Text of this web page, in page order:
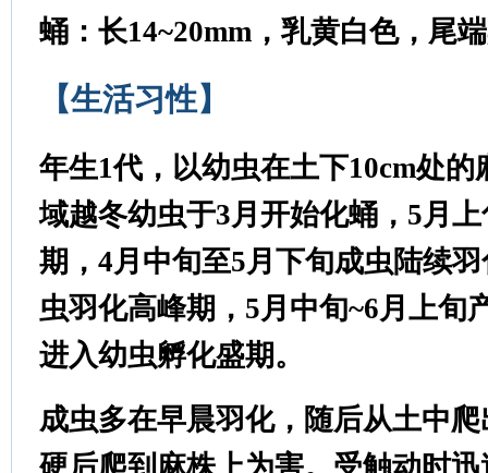
蛹：长14~20mm，乳黄白色，尾
【生活习性】
年生1代，以幼虫在土下10cm处的
域越冬幼虫于3月开始化蛹，5月
期，4月中旬至5月下旬成虫陆续
虫羽化高峰期，5月中旬~6月上旬
进入幼虫孵化盛期。
成虫多在早晨羽化，随后从土中